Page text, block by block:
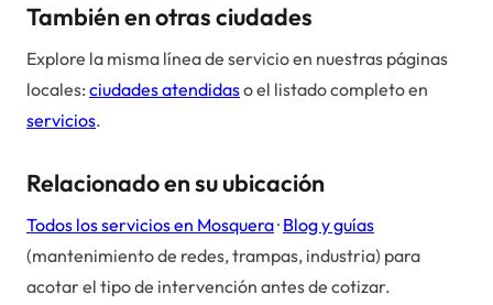
También en otras ciudades
Explore la misma línea de servicio en nuestras páginas
locales: ciudades atendidaso el listado completo en
servicios.
Relacionado en su ubicación
Todos los servicios en Mosquera· Blog y guías
(mantenimiento de redes, trampas, industria) para
acotar el tipo de intervención antes de cotizar.